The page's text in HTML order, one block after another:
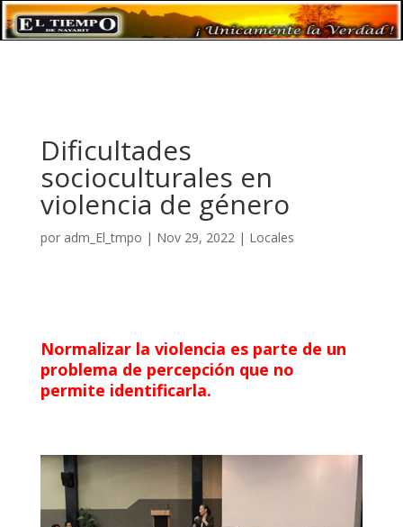
Dificultades
socioculturales en
violencia de género
por adm_El_tmpo | Nov 29, 2022 | Locales
Normalizar la violencia es parte de un
problema de percepción que no
permite identificarla.